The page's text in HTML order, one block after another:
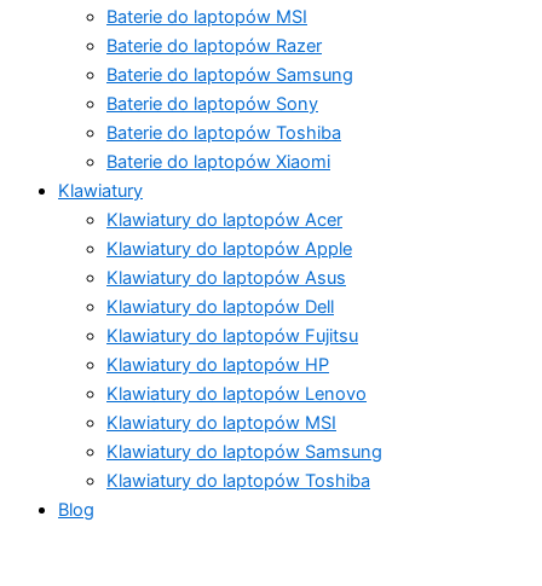
Baterie do laptopów MSI
Baterie do laptopów Razer
Baterie do laptopów Samsung
Baterie do laptopów Sony
Baterie do laptopów Toshiba
Baterie do laptopów Xiaomi
Klawiatury
Klawiatury do laptopów Acer
Klawiatury do laptopów Apple
Klawiatury do laptopów Asus
Klawiatury do laptopów Dell
Klawiatury do laptopów Fujitsu
Klawiatury do laptopów HP
Klawiatury do laptopów Lenovo
Klawiatury do laptopów MSI
Klawiatury do laptopów Samsung
Klawiatury do laptopów Toshiba
Blog